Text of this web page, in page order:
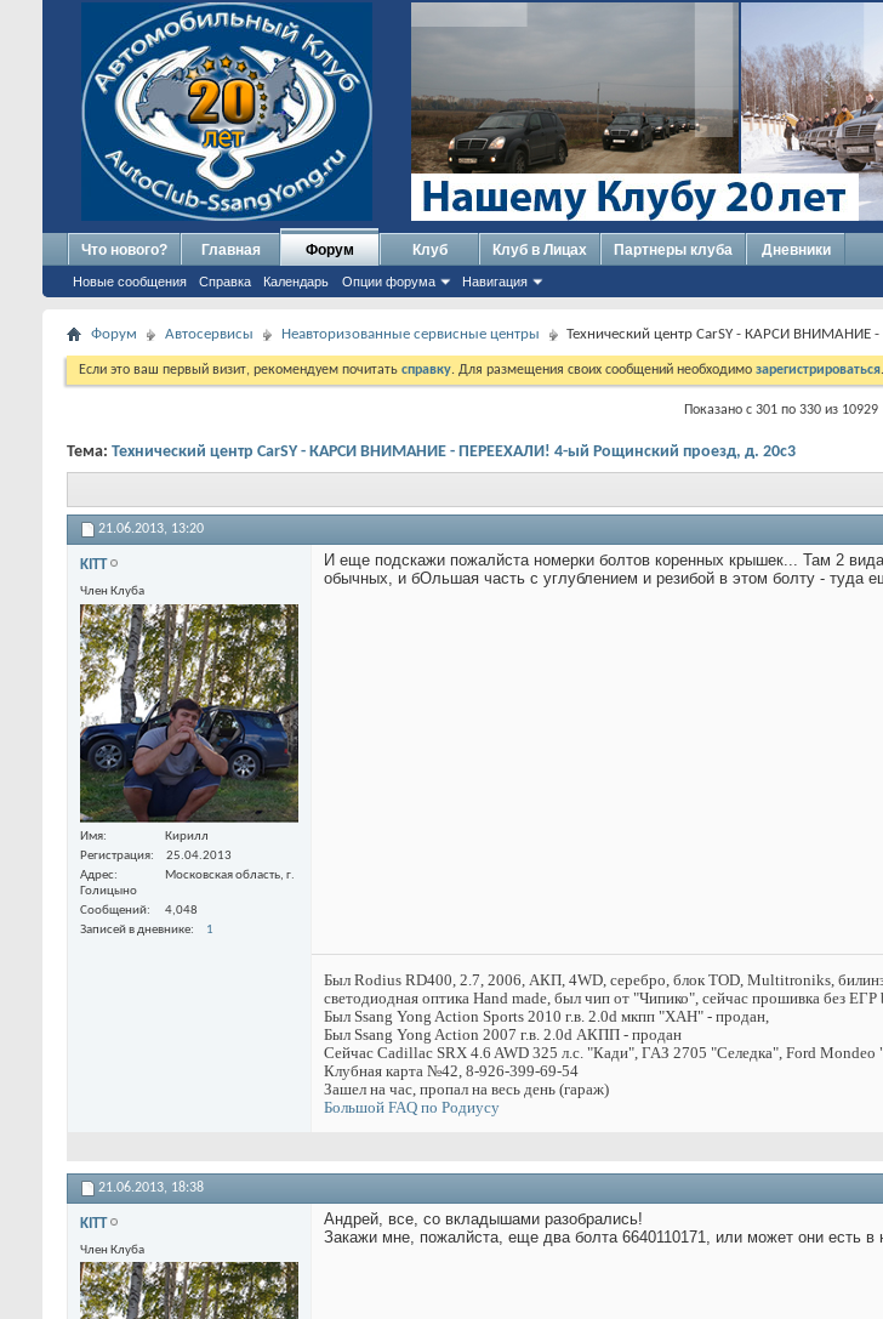
Что нового? Главная Форум
Новые сообщения Справка Календарь Опции форума Навигация
Клуб Клуб в Лицах Партнеры клуба Дневники
Форум Автосервисы Неавторизованные сервисные центры Технический центр CarSY - КАРСИ
Если это ваш первый визит, рекомендуем почитать справку. Для размещения своих сообщений необходимо зарегистрироваться
Показано с 301 по 330 из 10929
Тема: Технический центр CarSY - КАРСИ ВНИМАНИЕ - ПЕРЕЕХАЛИ! 4-ый Рощинский проезд, д. 20с3
21.06.2013, 13:20
KITT
Член Клуба
Имя
Кирилл
Регистрация
25.04.2013
Адрес
Московская область, г.
Голицыно
Сообщений
4,048
Записей в дневнике
1
И еще подскажи пожалйста номерки болтов коренных крышек... Там 2
обычных, и бОльшая часть с углублением и резибой в этом болту - туда
Был Rodius RD400, 2.7, 2006, АКП, 4WD, серебро, блок TOD, Multitroniks,
светодиодная оптика Hand made, был чип от "Чипико", сейчас прошивка без
Был Ssang Yong Action Sports 2010 г.в. 2.0d мкпп "ХАН" - продан,
Был Ssang Yong Action 2007 г.в. 2.0d АКПП - продан
Сейчас Cadillac SRX 4.6 AWD 325 л.с. "Кади", ГАЗ 2705 "Селедка", Ford Mondeo
Клубная карта №42, 8-926-399-69-54
Зашел на час, пропал на весь день (гараж)
Большой FAQ по Родиусу
21.06.2013, 18:38
KITT
Член Клуба
Андрей, все, со вкладышами разобрались!
Закажи мне, пожалйста, еще два болта 6640110171, или может они есть в